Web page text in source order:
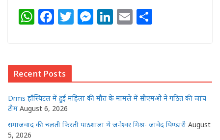
W
s
A
p
p
F
e
b
o
o
k
T
r
M
n
g
r
Li
dI
n
E
Recent Posts
Drms हॉस्पिटल में हुई महिला की मौत के मामले में सीएमओ ने गठित की जांच
टीम August 6, 2026
समाजवाद की चलती फिरती पाठशाला थे जनेश्वर मिश्र- जावेद पिण्डारी August
5, 2026